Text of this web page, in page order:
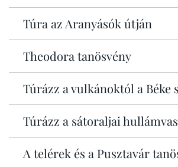
Túra az Aranyásók útján
Theodora tanösvény
Túrázz a vulkánoktól a Béke
Túrázz a sátoraljai
A telérek és a Pusztavár